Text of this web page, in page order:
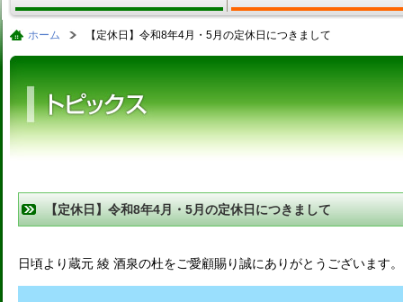
ホーム 【定休日】令和8年4月・5月の定休日につきまして
【定休日】令和8年4月・5月の定休日につきまして
日頃より蔵元 綾 酒泉の杜をご愛顧賜り誠にありがとうございます。